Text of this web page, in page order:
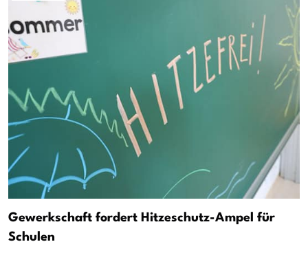
Gewerkschaft fordert Hitzeschutz-Ampel für
Schulen